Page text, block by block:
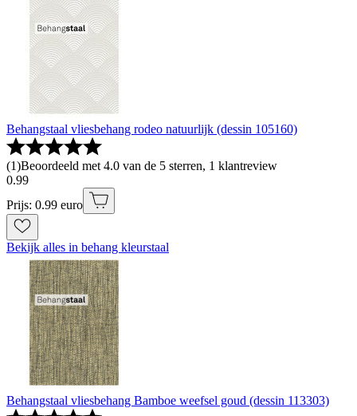
Behangstaal vliesbehang rodeo natuurlijk (dessin 105160)
(1)Beoordeeld met 4.0 van de 5 sterren, 1 klantreview
0.99
Prijs: 0.99 euro
Bekijk alles in behang kleurstaal
Behangstaal vliesbehang Bamboe weefsel goud (dessin 113303)